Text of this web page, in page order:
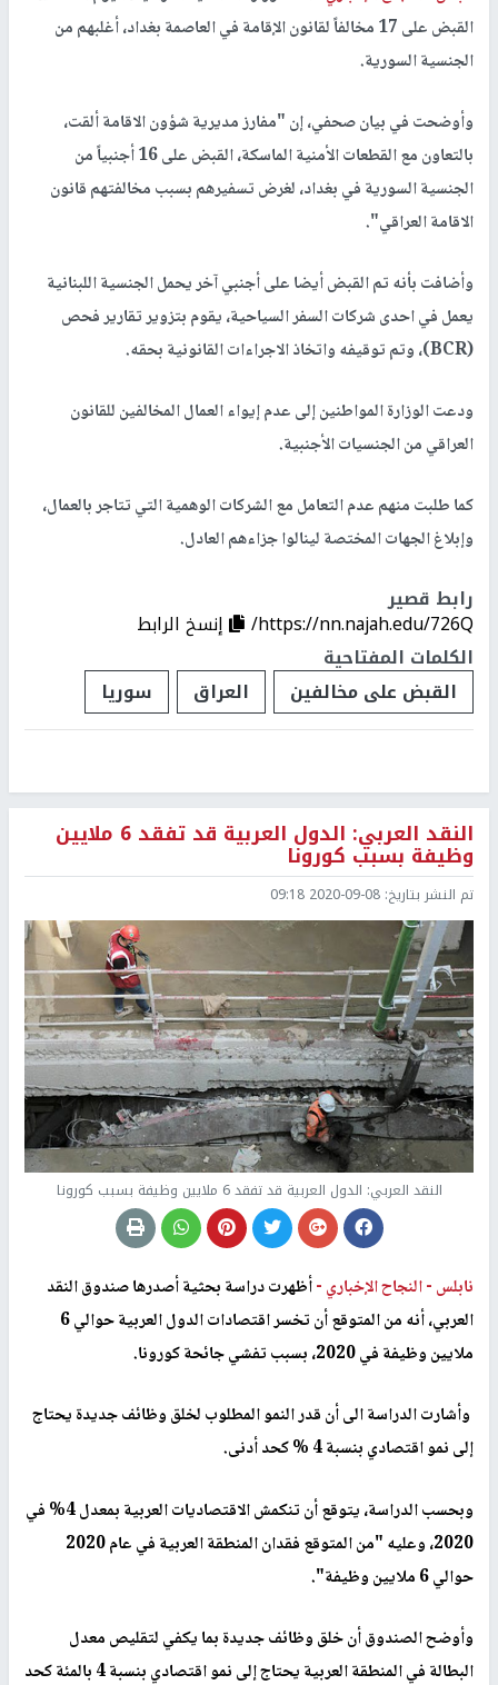
القبض على 17 مخالفاً لقانون الإقامة في العاصمة بغداد، أغلبهم من
الجنسية السورية.
وأوضحت في بيان صحفي، إن "مفارز مديرية شؤون الاقامة ألقت،
بالتعاون مع القطعات الأمنية الماسكة، القبض على 16 أجنبياً من
الجنسية السورية في بغداد، لغرض تسفيرهم بسبب مخالفتهم قانون
الاقامة العراقي".
وأضافت بأنه تم القبض أيضا على أجنبي آخر يحمل الجنسية اللبنانية
يعمل في احدى شركات السفر السياحية، يقوم بتزوير تقارير فحص
(BCR)، وتم توقيفه واتخاذ الاجراءات القانونية بحقه.
ودعت الوزارة المواطنين إلى عدم إيواء العمال المخالفين للقانون
العراقي من الجنسيات الأجنبية.
كما طلبت منهم عدم التعامل مع الشركات الوهمية التي تتاجر بالعمال،
وإبلاغ الجهات المختصة لينالوا جزاءهم العادل.
رابط قصير
https://nn.najah.edu/726Q/
إنسخ الرابط
الكلمات المفتاحية
القبض على مخالفين
العراق سوريا
النقد العربي: الدول العربية قد تفقد 6 ملايين
وظيفة بسبب كورونا
تم النشر بتاريخ: 2020-09-08 09:18
النقد العربي: الدول العربية قد تفقد 6 ملايين وظيفة بسبب كورونا
نابلس -النجاح الإخباري -أظهرت دراسة بحثية أصدرها صندوق النقد
العربي، أنه من المتوقع أن تخسر اقتصادات الدول العربية حوالي 6
ملايين وظيفة في 2020، بسبب تفشي جائحة كورونا.
وأشارت الدراسة الى أن قدر النمو المطلوب لخلق وظائف جديدة يحتاج
إلى نمو اقتصادي بنسبة 4 % كحد أدنى.
وبحسب الدراسة، يتوقع أن تنكمش الاقتصاديات العربية بمعدل 4% في
2020، وعليه "من المتوقع فقدان المنطقة العربية في عام 2020
حوالي 6 ملايين وظيفة".
وأوضح الصندوق أن خلق وظائف جديدة بما يكفي لتقليص معدل
البطالة في المنطقة العربية يحتاج إلى نمو اقتصادي بنسبة 4 بالمئة كحد